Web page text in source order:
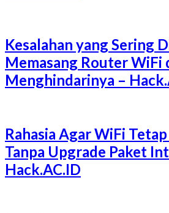
Kesalahan yang Sering
Memasang Router WiFi
Menghindarinya –
Rahasia Agar WiFi
Tanpa Upgrade Paket
Hack.AC.ID